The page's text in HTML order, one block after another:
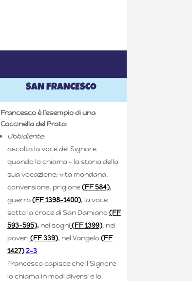
SAN FRANCESCO
Francesco è l’esempio di una
Coccinella del Prato:
Ubbidiente:
ascolta la voce del Signore
quando lo chiama – la storia della
sua vocazione: vita mondana,
conversione, prigione(FF 584),
guerra(FF 1398-1400), la voce
sotto la croce di San Damiano(FF
593-595),nei sogni (FF 1399), nei
poveri (FF 339), nel Vangelo(FF
1427)2-3.
Francesco capisce che il Signore
lo chiama in modi diversi e lo